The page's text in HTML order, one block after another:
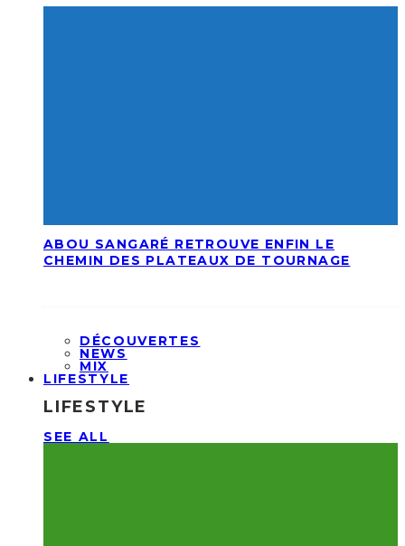
ABOU SANGARÉ RETROUVE ENFIN LE
CHEMIN DES PLATEAUX DE TOURNAGE
DÉCOUVERTES
NEWS
MIX
LIFESTYLE
LIFESTYLE
SEE ALL